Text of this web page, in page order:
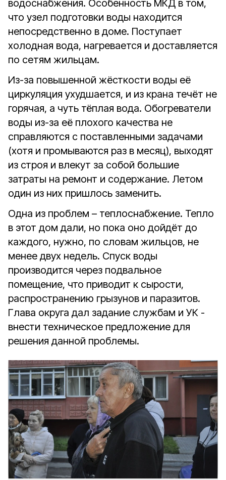
водоснабжения. Особенность МКД в том,
что узел подготовки воды находится
непосредственно в доме. Поступает
холодная вода, нагревается и доставляется
по сетям жильцам.
Из-за повышенной жёсткости воды её
циркуляция ухудшается, и из крана течёт не
горячая, а чуть тёплая вода. Обогреватели
воды из-за её плохого качества не
справляются с поставленными задачами
(хотя и промываются раз в месяц), выходят
из строя и влекут за собой большие
затраты на ремонт и содержание. Летом
один из них пришлось заменить.
Одна из проблем – теплоснабжение. Тепло
в этот дом дали, но пока оно дойдёт до
каждого, нужно, по словам жильцов, не
менее двух недель. Спуск воды
производится через подвальное
помещение, что приводит к сырости,
распространению грызунов и паразитов.
Глава округа дал задание службам и УК -
внести техническое предложение для
решения данной проблемы.